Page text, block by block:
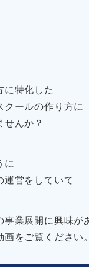
に特化した
クールの作り方に
せんか？
に
運営をしていて
事業展開に興味が
をご覧ください。